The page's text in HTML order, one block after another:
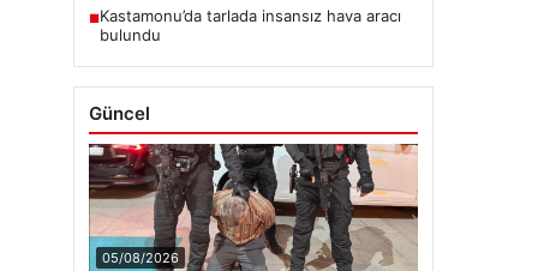
■Kastamonu’da tarlada insansız hava aracı
bulundu
Güncel
05/08/2026